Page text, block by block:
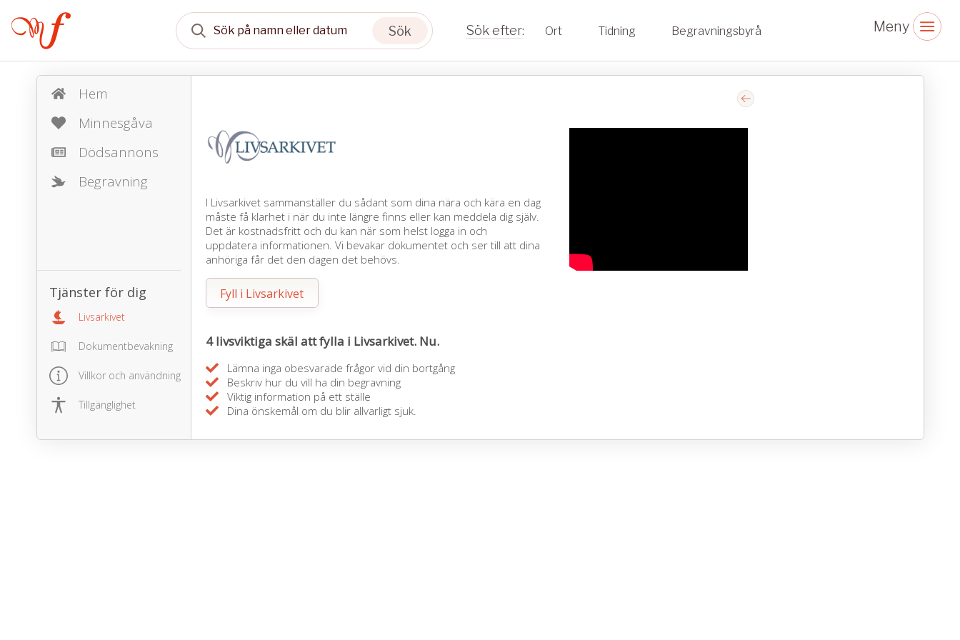
Sök Ort Tidning Begravningsbyrå
Hem
Minnesgåva
Dödsannons
Begravning
Tjänster för dig
Livsarkivet
Dokumentbevakning
Villkor och användning
Tillgänglighet
I Livsarkivet sammanställer du sådant som dina nära och kära en dag
måste få klarhet i när du inte längre finns eller kan meddela dig själv.
Det är kostnadsfritt och du kan när som helst logga in och
uppdatera informationen. Vi bevakar dokumentet och ser till att dina
anhöriga får det den dagen det behövs.
Fyll i Livsarkivet
4 livsviktiga skäl att fylla i Livsarkivet. Nu.
Lämna inga obesvarade frågor vid din bortgång
Beskriv hur du vill ha din begravning
Viktig information på ett ställe
Dina önskemål om du blir allvarligt sjuk.